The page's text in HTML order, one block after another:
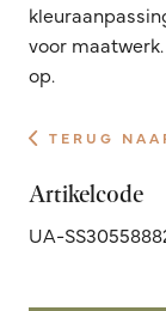
voor
op.
TERUG
Artikelcode
UA-